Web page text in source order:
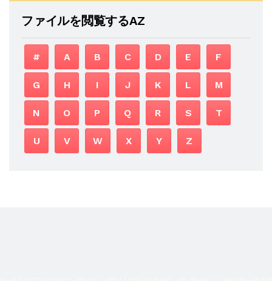
ファイルを閲覧するAZ
# A B C D E F
G H I J K L M
N O P Q R S T
U V W X Y Z